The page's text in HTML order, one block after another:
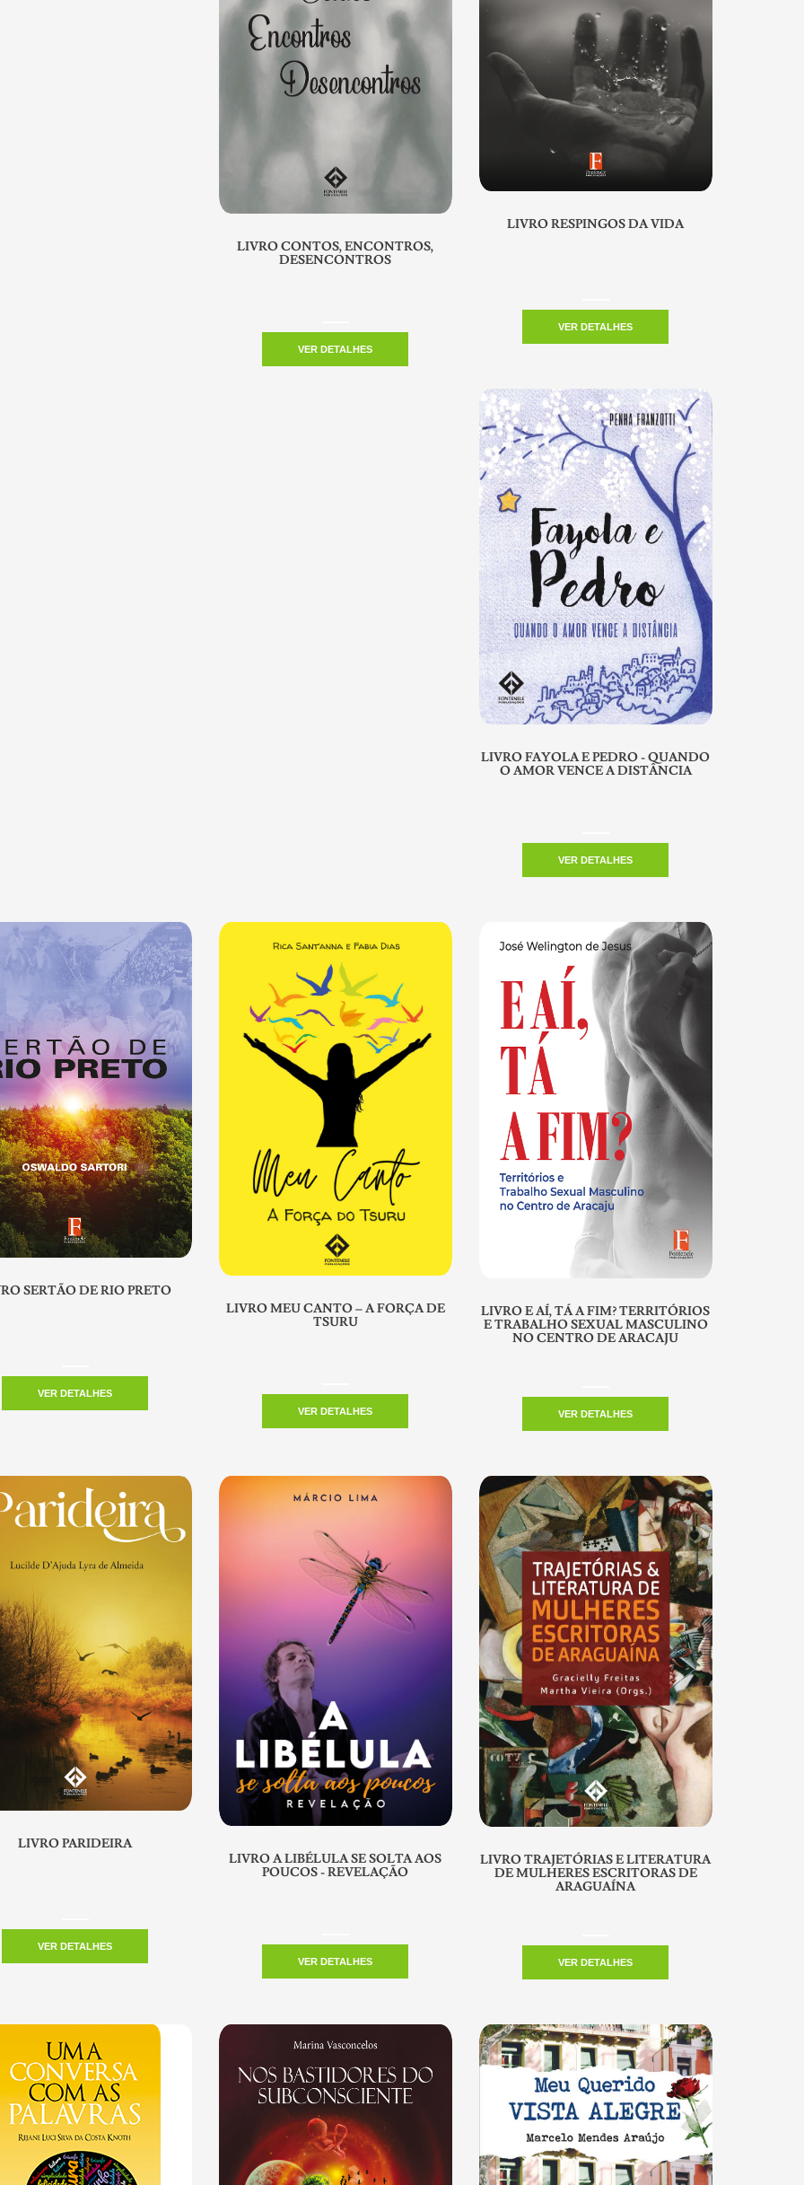
LIVRO CONTOS, ENCONTROS,
DESENCONTROS
VER DETALHES
LIVRO RESPINGOS DA VIDA
VER DETALHES
LIVRO FAYOLA E PEDRO - QUANDO
O AMOR VENCE A DISTÂNCIA
VER DETALHES
SERTÃO DE RIO PRETO
VER DETALHES
LIVRO MEU CANTO – A FORÇA DE
TSURU
VER DETALHES
LIVRO E AÍ, TÁ A FIM? TERRITÓRIOS
E TRABALHO SEXUAL MASCULINO
NO CENTRO DE ARACAJU
VER DETALHES
LIVRO PARIDEIRA
VER DETALHES
LIVRO A LIBÉLULA SE SOLTA AOS
POUCOS - REVELAÇÃO
VER DETALHES
LIVRO TRAJETÓRIAS E LITERATURA
DE MULHERES ESCRITORAS DE
ARAGUAÍNA
VER DETALHES